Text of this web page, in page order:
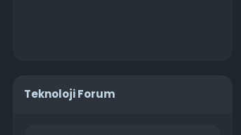
Teknoloji Forum